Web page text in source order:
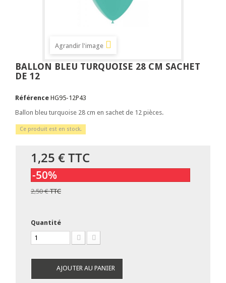
Agrandir l'image
BALLON BLEU TURQUOISE 28 CM SACHET
DE 12
Référence HG95-12P43
Ballon bleu turquoise 28 cm en sachet de 12 pièces.
Ce produit est en stock.
1,25 €TTC
-50%
2,50 €TTC
Quantité
AJOUTER AU PANIER